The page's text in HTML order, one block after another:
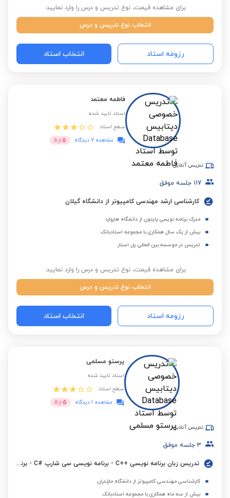
برای مشاهده قیمت، نوع تدریس و درس را وارد نمایید:
انتخاب نوع تدریس و درس
رزومه استاد انتخاب استاد
فاطمه معتمد
استاد تایید شده
سطح استاد:
مشاهده 7 دیدگاه
5 از 5
تدریس آنلاین
117 جلسه موفق
کارشناسی ارشد مهندسی کامپیوتر از دانشگاه گیلان
مدرک برنامه نویسی پایتون از دانشگاه هاروارد
بیش از یک سال همکاری با مجموعه استادبانک
تدریس در موسسه بین المللی پل استار
برای مشاهده قیمت، نوع تدریس و درس را وارد نمایید:
انتخاب نوع تدریس و درس
رزومه استاد انتخاب استاد
پرستو مسلمی
استاد تایید شده
سطح استاد:
مشاهده 1 دیدگاه
5 از 5
تدریس آنلاین
3 جلسه موفق
تدریس زبان برنامه نویسی ++C - برنامه نویسی سی شارپ #C - برنامه نویسی پایتون
کارشناسی مهندسی کامپیوتر از دانشگاه مازندران
بیش از سه ماه همکاری با مجموعه استادبانک